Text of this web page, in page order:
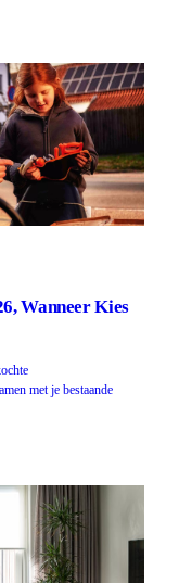
Wanneer Kies
met je bestaande